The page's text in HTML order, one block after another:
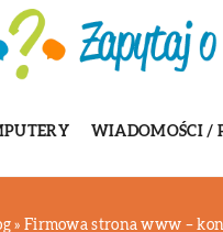
WIADOMOŚCI /
» Firmowa strona www –